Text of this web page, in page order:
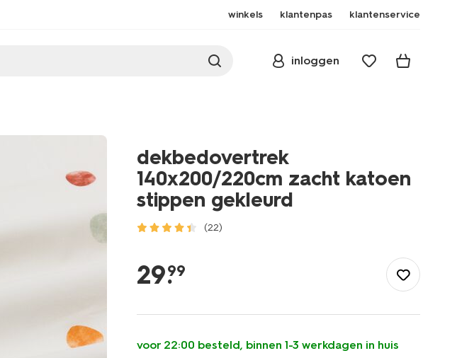
winkels klantenpas klantenservice
inloggen
dekbedovertrek
140x200/220cm zacht katoen
stippen gekleurd
(22)
140x200%2F220cm-
5790243.html
29.
99
voor 22:00 besteld, binnen 1-3 werkdagen in huis